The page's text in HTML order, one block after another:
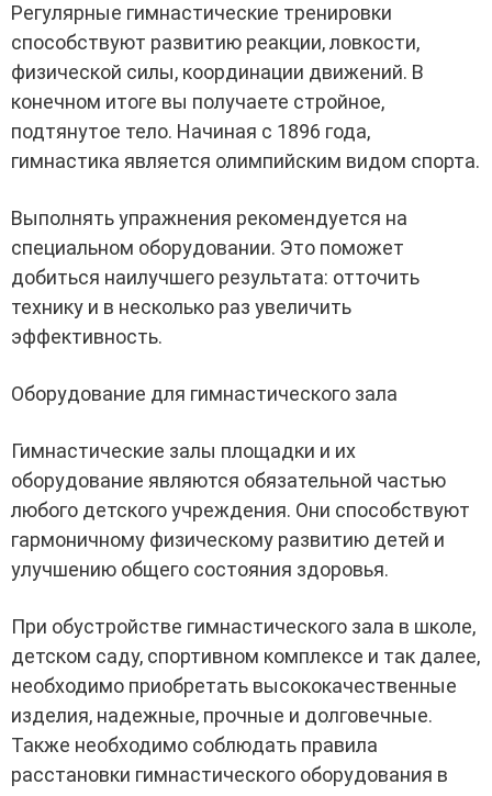
Регулярные гимнастические тренировки
способствуют развитию реакции, ловкости,
физической силы, координации движений. В
конечном итоге вы получаете стройное,
подтянутое тело. Начиная с 1896 года,
гимнастика является олимпийским видом спорта.
Выполнять упражнения рекомендуется на
специальном оборудовании. Это поможет
добиться наилучшего результата: отточить
технику и в несколько раз увеличить
эффективность.
Оборудование для гимнастического зала
Гимнастические залы площадки и их
оборудование являются обязательной частью
любого детского учреждения. Они способствуют
гармоничному физическому развитию детей и
улучшению общего состояния здоровья.
При обустройстве гимнастического зала в школе,
детском саду, спортивном комплексе и так далее,
необходимо приобретать высококачественные
изделия, надежные, прочные и долговечные.
Также необходимо соблюдать правила
расстановки гимнастического оборудования в